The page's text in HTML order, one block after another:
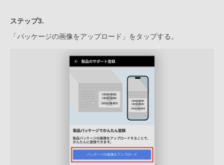
ステップ3.
「パッケージの画像をアップロード」をタップする。